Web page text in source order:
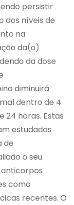
persistir
dos níveis de
na
da(o)
da dose
diminuirá
dentro de 4
24 horas. Estas
estudadas
de
o seu
como
recentes. O